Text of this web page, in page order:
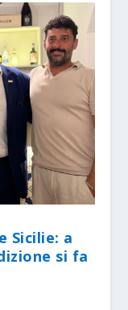
Sicilie: a
si fa